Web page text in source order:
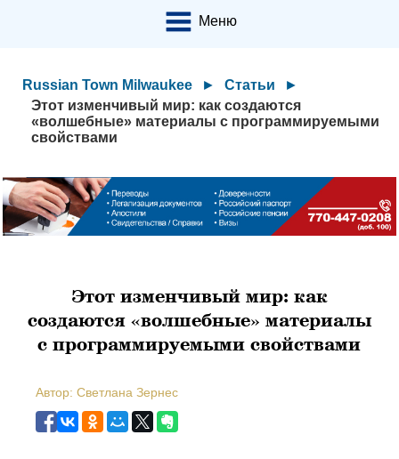
Меню
Russian Town Milwaukee ► Статьи
►
Этот изменчивый мир: как создаются
«волшебные» материалы с программируемыми
свойствами
Этот изменчивый мир: как
создаются «волшебные» материалы
с программируемыми свойствами
Автор: Светлана Зернес